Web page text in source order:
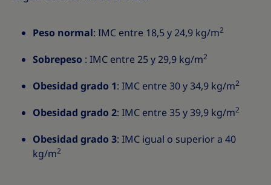
Peso normal: IMC entre 18,5 y 24,9 kg/m2
Sobrepeso : IMC entre 25 y 29,9 kg/m2
Obesidad grado 1: IMC entre 30 y 34,9 kg/m2
Obesidad grado 2: IMC entre 35 y 39,9 kg/m2
Obesidad grado 3: IMC igual o superior a 40
kg/m2